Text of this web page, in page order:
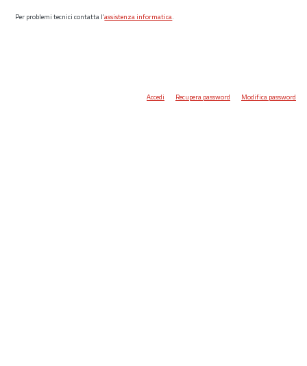
Per problemi tecnici contatta l’assistenza informatica.
Accedi Recupera password Modifica password